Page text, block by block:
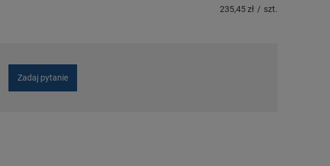
235,45 zł / szt.
Zadaj pytanie